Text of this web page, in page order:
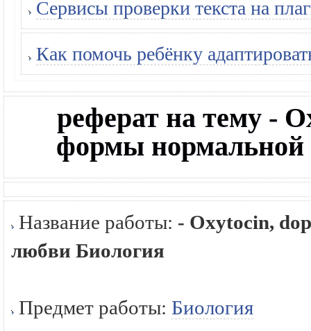
Сервисы проверки текста на
Как помочь ребёнку
реферат на тему -
формы нормальной
Название работы: - Oxytocin,
любви Биология
Предмет работы: Биология